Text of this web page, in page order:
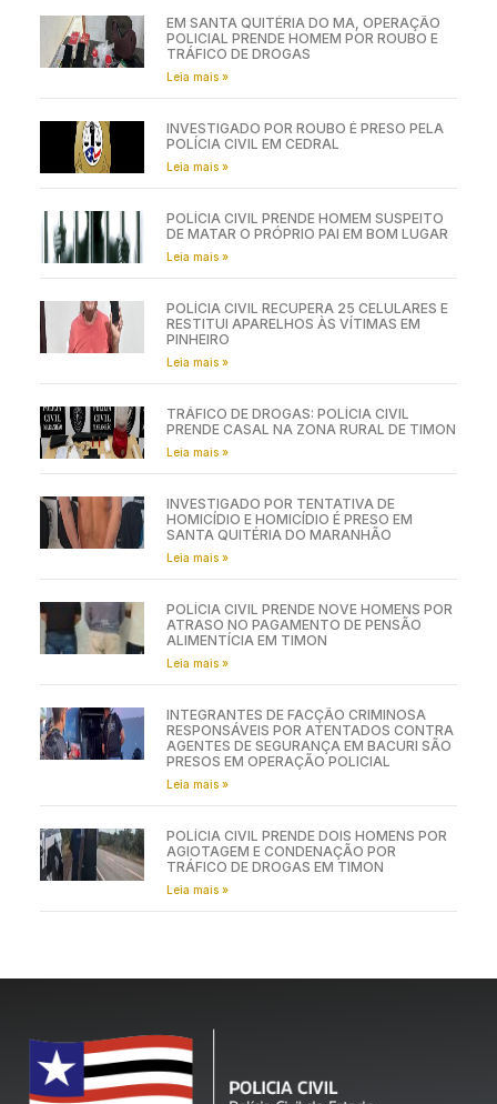
EM SANTA QUITÉRIA DO MA, OPERAÇÃO
POLICIAL PRENDE HOMEM POR ROUBO E
TRÁFICO DE DROGAS
Leia mais »
INVESTIGADO POR ROUBO É PRESO PELA
POLÍCIA CIVIL EM CEDRAL
Leia mais »
POLÍCIA CIVIL PRENDE HOMEM SUSPEITO
DE MATAR O PRÓPRIO PAI EM BOM LUGAR
Leia mais »
POLÍCIA CIVIL RECUPERA 25 CELULARES E
RESTITUI APARELHOS ÀS VÍTIMAS EM
PINHEIRO
Leia mais »
TRÁFICO DE DROGAS: POLÍCIA CIVIL
PRENDE CASAL NA ZONA RURAL DE TIMON
Leia mais »
INVESTIGADO POR TENTATIVA DE
HOMICÍDIO E HOMICÍDIO É PRESO EM
SANTA QUITÉRIA DO MARANHÃO
Leia mais »
POLÍCIA CIVIL PRENDE NOVE HOMENS POR
ATRASO NO PAGAMENTO DE PENSÃO
ALIMENTÍCIA EM TIMON
Leia mais »
INTEGRANTES DE FACÇÃO CRIMINOSA
RESPONSÁVEIS POR ATENTADOS CONTRA
AGENTES DE SEGURANÇA EM BACURI SÃO
PRESOS EM OPERAÇÃO POLICIAL
Leia mais »
POLÍCIA CIVIL PRENDE DOIS HOMENS POR
AGIOTAGEM E CONDENAÇÃO POR
TRÁFICO DE DROGAS EM TIMON
Leia mais »